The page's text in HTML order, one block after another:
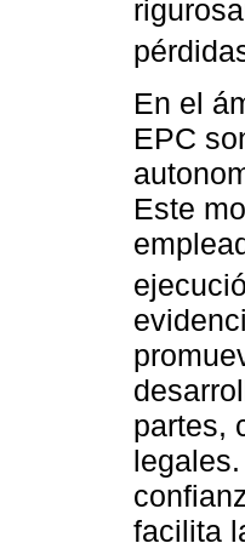
En el
EPC
Este
partes,
facilita